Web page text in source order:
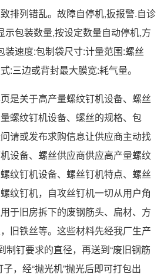
排列错乱。故障自停机,扳报警.自诊
示包装数量,按设定数量自动停机,方
装速度:包制袋尺寸:计量范围:螺丝
:三边或背封最大膜宽:耗气量。
是关于高产量螺纹钉机设备、螺丝
螺纹钉机设备、螺丝的规格、包
请或发布求购信息让供应商主动找
设备、螺丝供应商供应高产量螺纹
纹钉机设备、螺丝钉机特点、螺丝
纹钉机，自攻丝钉机一切从用户角
于旧房拆下的废钢筋头、扁材、方
旧铁丝等。这些材料先经我厂生产
制钉要求的直径，再送到“废旧钢筋
，经“抛光机”抛光后即可打包出